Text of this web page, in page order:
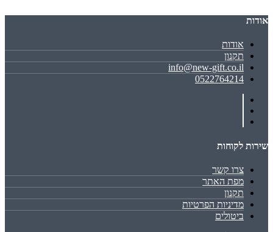
אודות
אודות
תקנון
info@new-gift.co.il
0522764214
שירות לקוחות
צרו קשר
מפת האתר
תקנון
מדיניות הפרטיות
ביטולים